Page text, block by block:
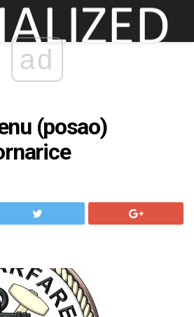
ad
(posao)